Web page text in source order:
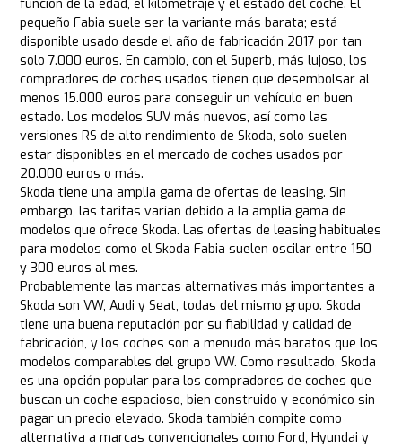
función de la edad, el kilometraje y el estado del coche. El
pequeño Fabia suele ser la variante más barata; está
disponible usado desde el año de fabricación 2017 por tan
solo 7.000 euros. En cambio, con el Superb, más lujoso, los
compradores de coches usados tienen que desembolsar al
menos 15.000 euros para conseguir un vehículo en buen
estado. Los modelos SUV más nuevos, así como las
versiones RS de alto rendimiento de Skoda, solo suelen
estar disponibles en el mercado de coches usados por
20.000 euros o más.
Skoda tiene una amplia gama de ofertas de leasing. Sin
embargo, las tarifas varían debido a la amplia gama de
modelos que ofrece Skoda. Las ofertas de leasing habituales
para modelos como el Skoda Fabia suelen oscilar entre 150
y 300 euros al mes.
Probablemente las marcas alternativas más importantes a
Skoda son VW, Audi y Seat, todas del mismo grupo. Skoda
tiene una buena reputación por su fiabilidad y calidad de
fabricación, y los coches son a menudo más baratos que los
modelos comparables del grupo VW. Como resultado, Skoda
es una opción popular para los compradores de coches que
buscan un coche espacioso, bien construido y económico sin
pagar un precio elevado. Skoda también compite como
alternativa a marcas convencionales como Ford, Hyundai y